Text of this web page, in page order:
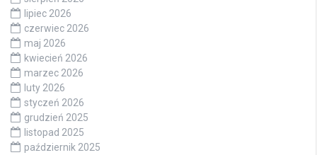
lipiec 2026
czerwiec 2026
maj 2026
kwiecień 2026
marzec 2026
luty 2026
styczeń 2026
grudzień 2025
listopad 2025
październik 2025